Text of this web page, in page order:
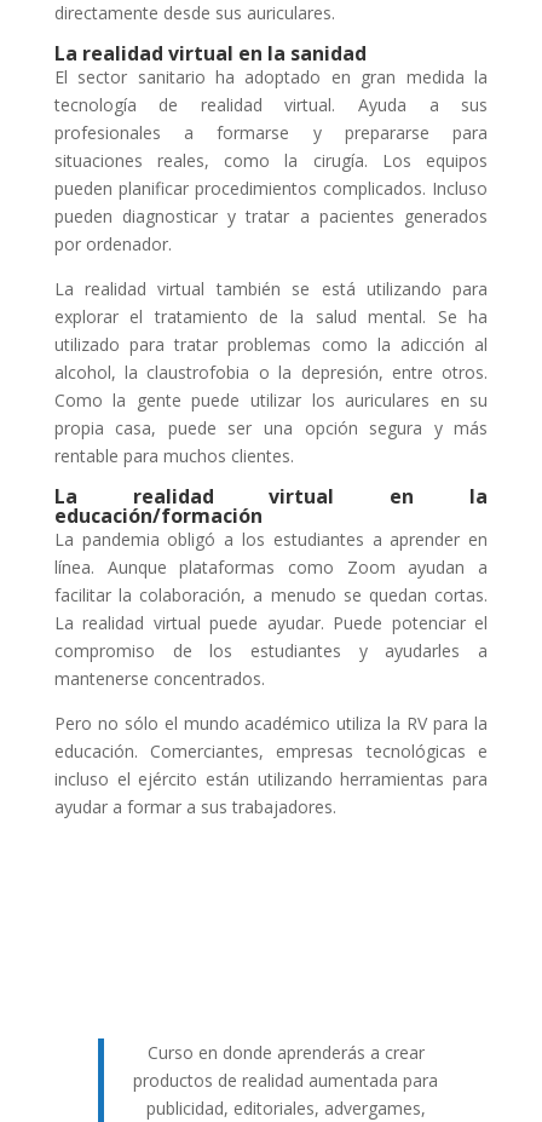
directamente desde sus auriculares.
La realidad virtual en la sanidad
El sector sanitario ha adoptado en gran medida la
tecnología de realidad virtual. Ayuda a sus
profesionales a formarse y prepararse para
situaciones reales, como la cirugía. Los equipos
pueden planificar procedimientos complicados. Incluso
pueden diagnosticar y tratar a pacientes generados
por ordenador.
La realidad virtual también se está utilizando para
explorar el tratamiento de la salud mental. Se ha
utilizado para tratar problemas como la adicción al
alcohol, la claustrofobia o la depresión, entre otros.
Como la gente puede utilizar los auriculares en su
propia casa, puede ser una opción segura y más
rentable para muchos clientes.
La realidad virtual en la
educación/formación
La pandemia obligó a los estudiantes a aprender en
línea. Aunque plataformas como Zoom ayudan a
facilitar la colaboración, a menudo se quedan cortas.
La realidad virtual puede ayudar. Puede potenciar el
compromiso de los estudiantes y ayudarles a
mantenerse concentrados.
Pero no sólo el mundo académico utiliza la RV para la
educación. Comerciantes, empresas tecnológicas e
incluso el ejército están utilizando herramientas para
ayudar a formar a sus trabajadores.
Curso en donde aprenderás a crear
productos de realidad aumentada para
publicidad, editoriales, advergames,